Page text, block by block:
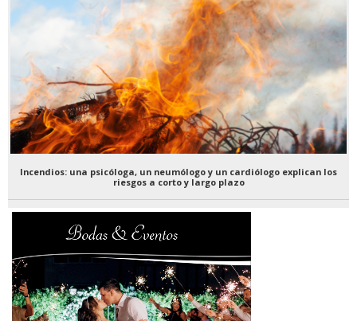
Incendios: una psicóloga, un neumólogo y un cardiólogo explican los
riesgos a corto y largo plazo